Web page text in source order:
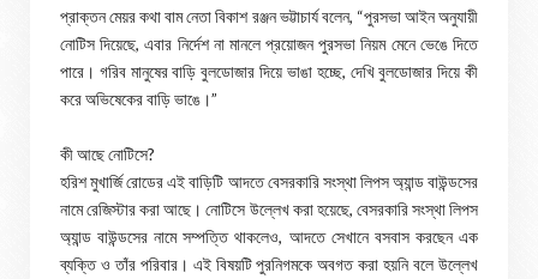
প্রাক্তন মেয়র কথা বাম নেতা বিকাশ রঞ্জন ভট্টাচার্য বলেন, “পুরসভা আইন অনুযায়ী
নোটিস দিয়েছে, এবার নির্দেশ না মানলে প্রয়োজন পুরসভা নিয়ম মেনে ভেঙে দিতে
পারে। গরিব মানুষের বাড়ি বুলডোজার দিয়ে ভাঙা হচ্ছে, দেখি বুলডোজার দিয়ে কী
করে অভিষেকের বাড়ি ভাঙে।”
কী আছে নোটিসে?
হরিশ মুখার্জি রোডের এই বাড়িটি আদতে বেসরকারি সংস্থা লিপস অ্যান্ড বাউন্ডসের
নামে রেজিস্টার করা আছে। নোটিসে উল্লেখ করা হয়েছে, বেসরকারি সংস্থা লিপস
অ্যান্ড বাউন্ডসের নামে সম্পত্তি থাকলেও, আদতে সেখানে বসবাস করছেন এক
ব্যক্তি ও তাঁর পরিবার। এই বিষয়টি পুরনিগমকে অবগত করা হয়নি বলে উল্লেখ